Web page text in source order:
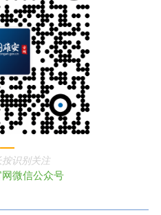
识别关注
微信公众号